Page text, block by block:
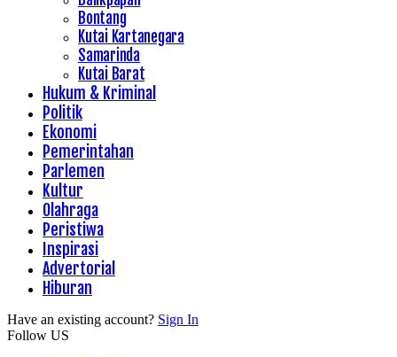
Bontang
Kutai Kartanegara
Samarinda
Kutai Barat
Hukum & Kriminal
Politik
Ekonomi
Pemerintahan
Parlemen
Kultur
Olahraga
Peristiwa
Inspirasi
Advertorial
Hiburan
Have an existing account? Sign In
Follow US